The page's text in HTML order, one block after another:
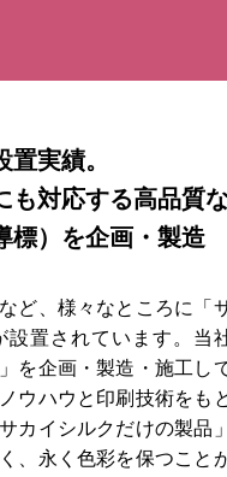
置実績。
も対応する高品質
標）を企画・製造
ど、様々なところに「
設置されています。当
を企画・製造・施工し
ウハウと印刷技術をも
カイシルクだけの製品
、永く色彩を保つこと